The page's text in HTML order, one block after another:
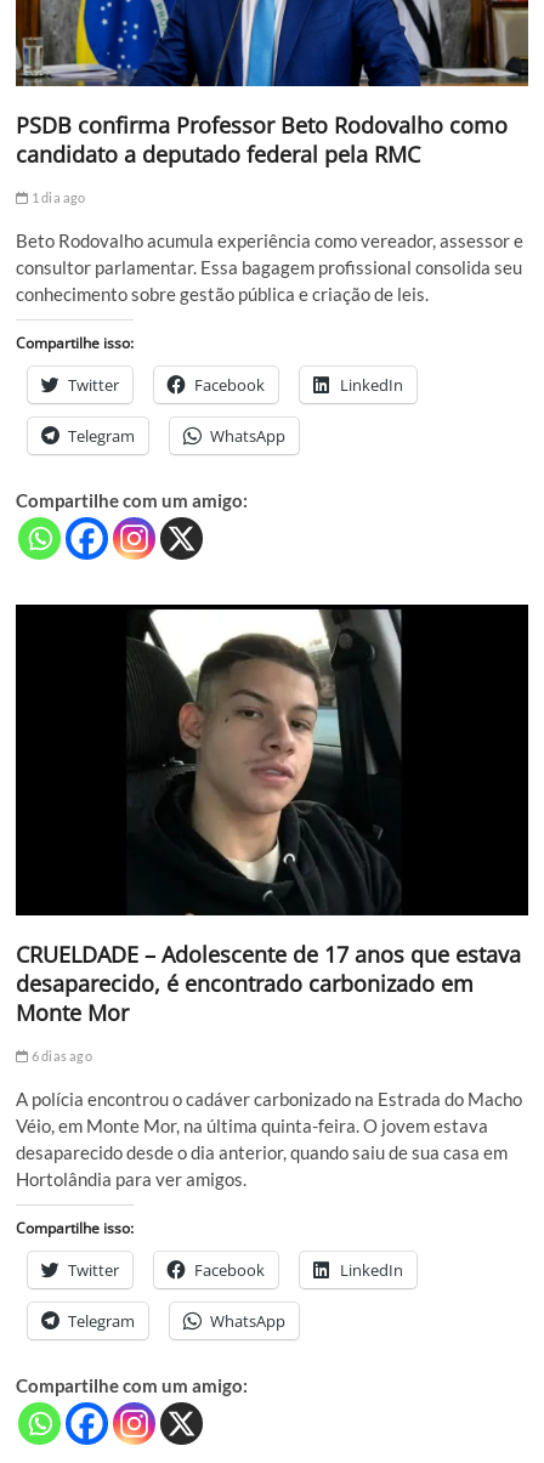
PSDB confirma Professor Beto Rodovalho como
candidato a deputado federal pela RMC
1 dia ago
Beto Rodovalho acumula experiência como vereador, assessor e
consultor parlamentar. Essa bagagem profissional consolida seu
conhecimento sobre gestão pública e criação de leis.
Compartilhe isso:
Twitter Facebook LinkedIn
Telegram WhatsApp
Compartilhe com um amigo:
CRUELDADE – Adolescente de 17 anos que estava
desaparecido, é encontrado carbonizado em
Monte Mor
6 dias ago
A polícia encontrou o cadáver carbonizado na Estrada do Macho
Véio, em Monte Mor, na última quinta-feira. O jovem estava
desaparecido desde o dia anterior, quando saiu de sua casa em
Hortolândia para ver amigos.
Compartilhe isso:
Twitter Facebook LinkedIn
Telegram WhatsApp
Compartilhe com um amigo: